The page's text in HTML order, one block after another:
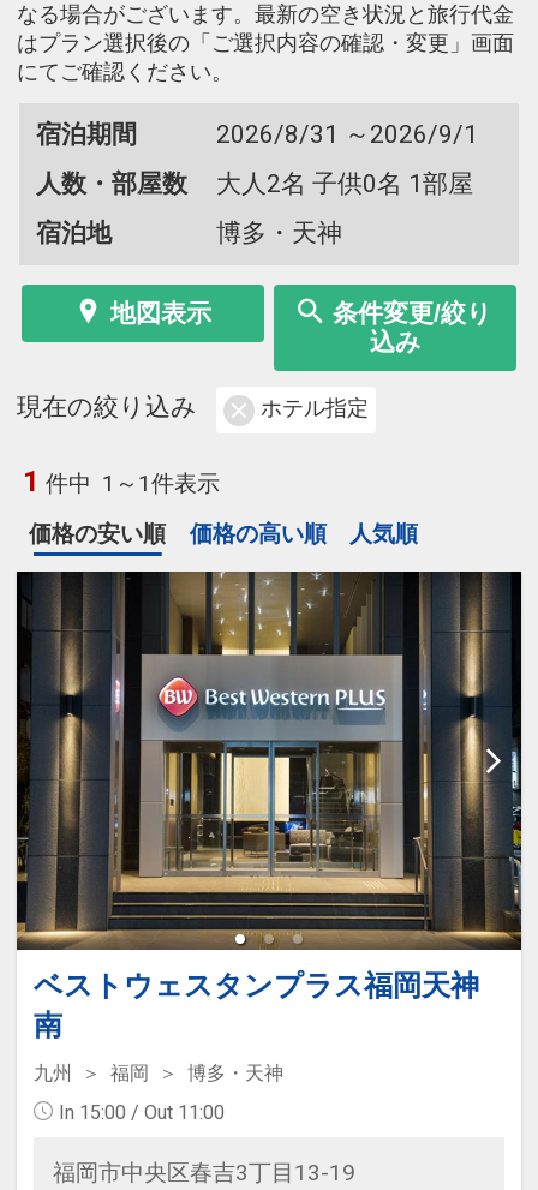
なる場合がございます。最新の空き状況と旅行代金
はプラン選択後の「ご選択内容の確認・変更」画面
にてご確認ください。
宿泊期間
2026/8/31 ～2026/9/1
人数・部屋数
大人2名 子供0名 1部屋
宿泊地
博多・天神
地図表示
条件変更/絞り
込み
現在の絞り込み ホテル指定
1 件中 1～1件表示
価格の安い順
価格の高い順 人気順
ベストウェスタンプラス福岡天神
南
九州 福岡
博多・天神
In 15:00 / Out 11:00
福岡市中央区春吉3丁目13-19